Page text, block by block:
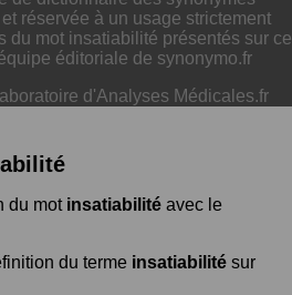
réservée à un usage strictement
du mot insatiabilité présentés sur ce
éditoriale de synonymo.fr
d'Analyses Médicales.fr
du mot insatiabilité avec le
du terme insatiabilité sur